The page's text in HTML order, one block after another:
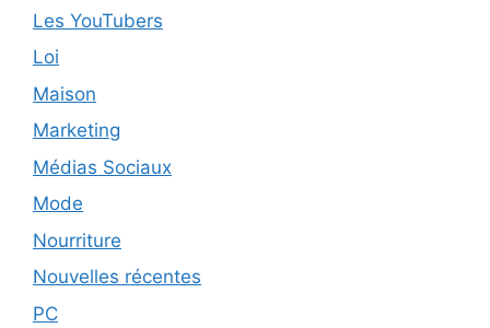
Les YouTubers
Loi
Maison
Marketing
Médias Sociaux
Mode
Nourriture
Nouvelles récentes
PC